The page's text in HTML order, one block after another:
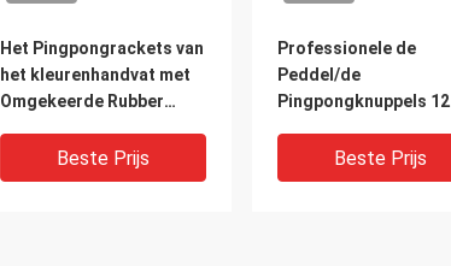
Het Pingpongrackets van
het kleurenhandvat met
Omgekeerde Rubber
Beste Prijs
Professionele de
Peddel/de
Pingpongknuppels 12
Triplexpingpong
Beste Prijs